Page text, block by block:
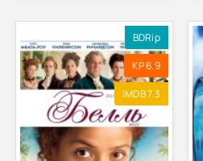
BDRip
KP 6.9
IMDB 7.3